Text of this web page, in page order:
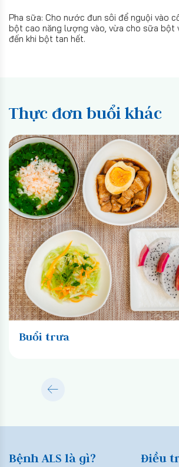
Pha sữa: Cho nước đun sôi để nguội vào
bột cao năng lượng vào, vừa cho sữa bột
đến khi bột tan hết.
Thực đơn buổi khác
Buổi trưa
Bệnh ALS là gì? Điều